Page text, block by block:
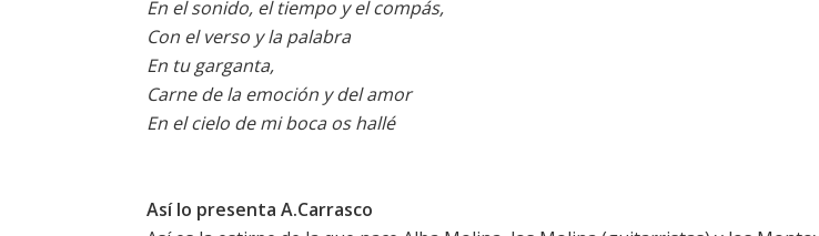
En el sonido, el tiempo y el compás,
Con el verso y la palabra
En tu garganta,
Carne de la emoción y del amor
En el cielo de mi boca os hallé
Así lo presenta A.Carrasco